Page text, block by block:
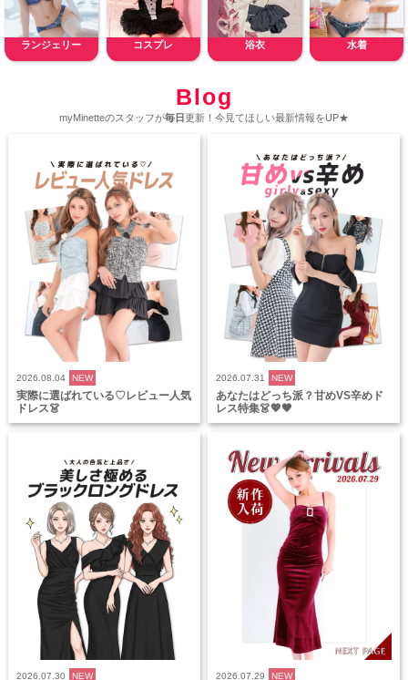
ランジェリー コスプレ 浴衣 水着
Blog
myMinetteのスタッフが毎日 更新！今見てほしい最新情報をUP★
2026.08.04 NEW
実際に選ばれている♡レビュー人気
ドレス👗
2026.07.31 NEW
あなたはどっち派？甘めVS辛めド
レス特集👗💖🖤
2026.07.30 NEW 2026.07.29 NEW